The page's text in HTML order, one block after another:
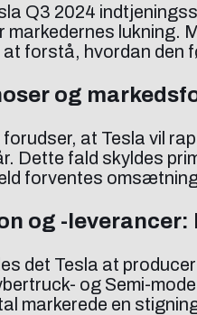
Q3 2024
markedernes lukning.
forstå, hvordan den
og
at Tesla vil
Dette fald skyldes
forventes
og -leverancer:
det Tesla at
og Semi-
markerede en